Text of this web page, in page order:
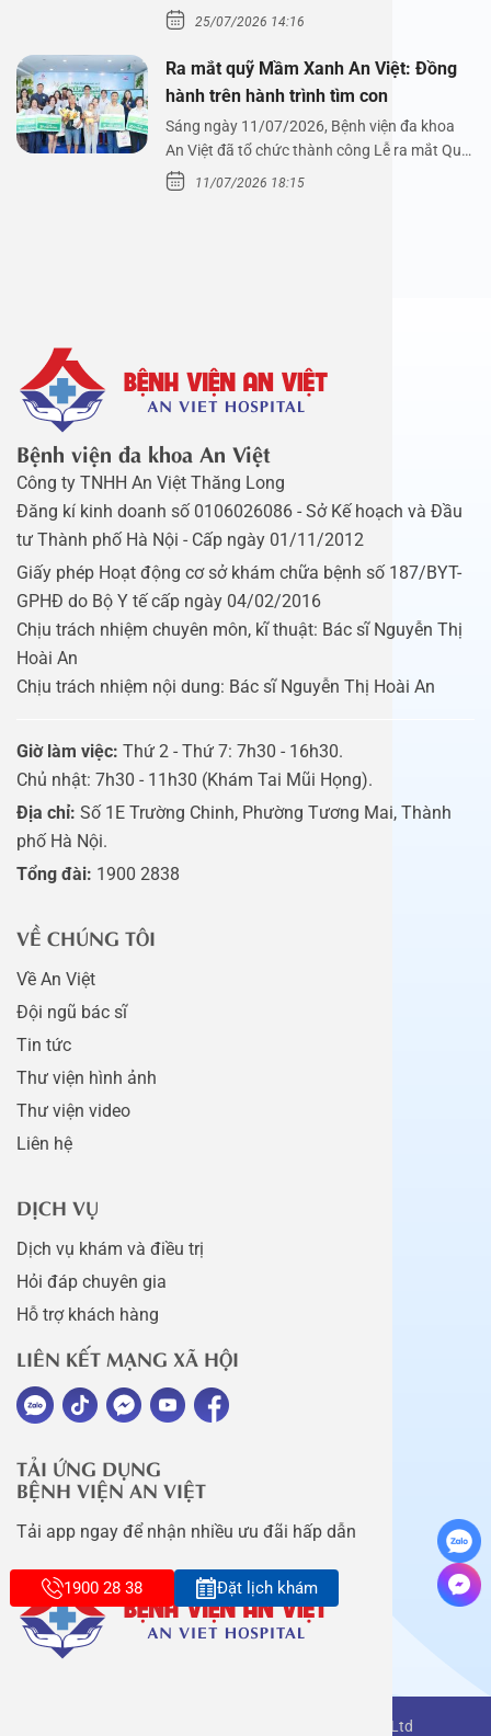
xoang cùng PGS.…
25/07/2026 14:16
Ra mắt quỹ Mầm Xanh An Việt: Đồng
hành trên hành trình tìm con
Sáng ngày 11/07/2026, Bệnh viện đa khoa
An Việt đã tổ chức thành công Lễ ra mắt Quỹ
Mầm Xanh…
11/07/2026 18:15
Bệnh viện đa khoa An Việt
Công ty TNHH An Việt Thăng Long
Đăng kí kinh doanh số 0106026086 - Sở Kế hoạch và Đầu
tư Thành phố Hà Nội - Cấp ngày 01/11/2012
Giấy phép Hoạt động cơ sở khám chữa bệnh số 187/BYT-
GPHĐ do Bộ Y tế cấp ngày 04/02/2016
Chịu trách nhiệm chuyên môn, kĩ thuật: Bác sĩ Nguyễn Thị
Hoài An
Chịu trách nhiệm nội dung: Bác sĩ Nguyễn Thị Hoài An
Giờ làm việc: Thứ 2 - Thứ 7: 7h30 - 16h30.
Chủ nhật: 7h30 - 11h30 (Khám Tai Mũi Họng).
Địa chỉ: Số 1E Trường Chinh, Phường Tương Mai, Thành
phố Hà Nội.
Tổng đài: 1900 2838
VỀ CHÚNG TÔI
Về An Việt
Đội ngũ bác sĩ
Tin tức
Thư viện hình ảnh
Thư viện video
Liên hệ
DỊCH VỤ
Dịch vụ khám và điều trị
Hỏi đáp chuyên gia
Hỗ trợ khách hàng
LIÊN KẾT MẠNG XÃ HỘI
TẢI ỨNG DỤNG
BỆNH VIỆN AN VIỆT
Tải app ngay để nhận nhiều ưu đãi hấp dẫn
Copyright belongs to An Viet Thang Long Co., Ltd
1900 28 38 Đặt lịch khám